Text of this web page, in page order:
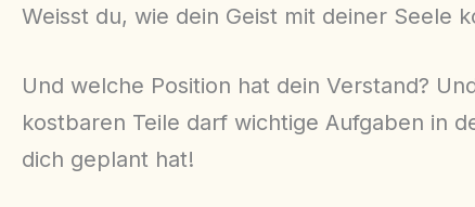
Weisst du, wie dein Geist mit deiner Seele
Und welche Position hat dein Verstand?
kostbaren Teile darf wichtige Aufgaben in
dich geplant hat!